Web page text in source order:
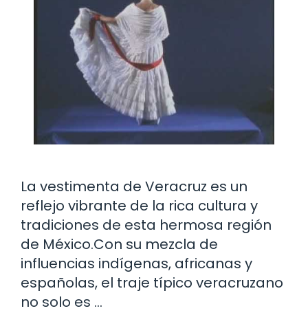
La vestimenta de Veracruz es un
reflejo vibrante de la rica cultura y
tradiciones de esta hermosa región
de México.Con su mezcla de
influencias indígenas, africanas y
españolas, el traje típico veracruzano
no solo es …